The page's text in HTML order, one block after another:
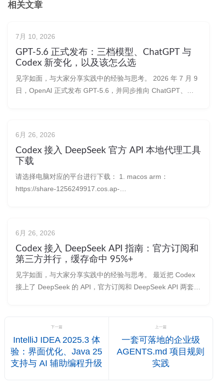
相关文章
7月 10, 2026
GPT-5.6 正式发布：三档模型、ChatGPT 与
Codex 新变化，以及该怎么选
见字如面，与大家分享实践中的经验与思考。 2026 年 7 月 9
日，OpenAI 正式发布 GPT-5.6，并同步推向 ChatGPT、
6月 26, 2026
Codex 接入 DeepSeek 官方 API 本地代理工具
下载
请选择电脑对应的平台进行下载： 1. macos arm：
https://share-1256249917.cos.ap-
6月 26, 2026
Codex 接入 DeepSeek API 指南：官方订阅和
第三方并行，缓存命中 95%+
见字如面，与大家分享实践中的经验与思考。 最近把 Codex
接上了 DeepSeek 的 API，官方订阅和 DeepSeek API 两套可
高强度的开发任务下，多个
下一篇
IntelliJ IDEA 2025.3 体
验：界面优化、Java 25
支持与 AI 辅助编程升级
上一篇
一套可落地的企业级
AGENTS.md 项目规则
实践